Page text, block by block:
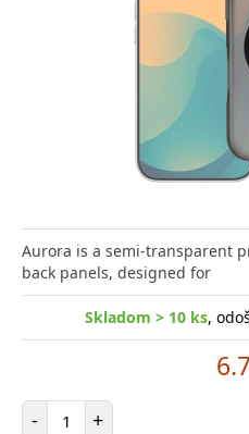
Aurora is a semi-transparent
back panels, designed for
Skladom > 10 ks,
- Počet položiek
+